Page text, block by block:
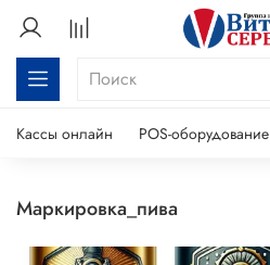
Кассы онлайн POS-оборудование
маркировка_пива